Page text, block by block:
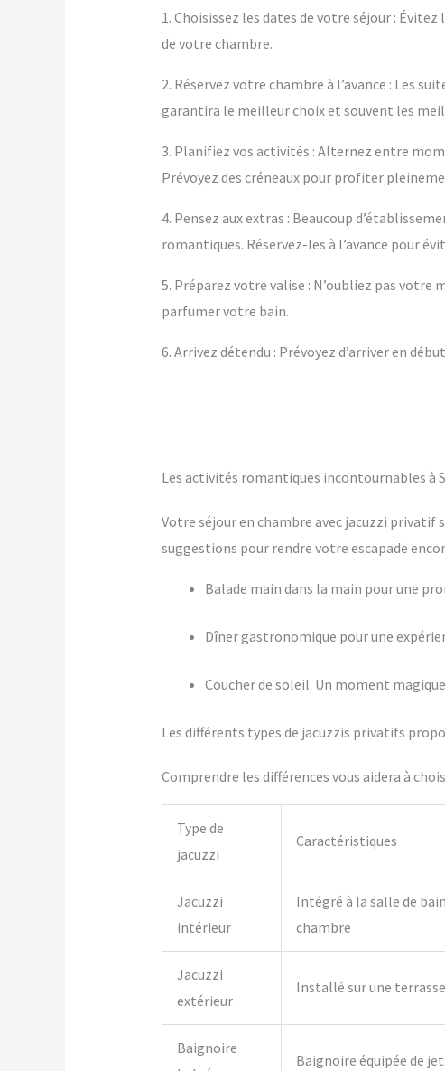
1. Choisissez les dates de votre séjour :
de votre chambre.
2. Réservez votre chambre à l’avance : Les
garantira le meilleur choix et souvent les
3. Planifiez vos activités : Alternez entre
Prévoyez des créneaux pour profiter
4. Pensez aux extras : Beaucoup
romantiques. Réservez-les à l’avance pour
5. Préparez votre valise : N’oubliez pas
parfumer votre bain.
6. Arrivez détendu : Prévoyez d’arriver en
Les activités romantiques incontournables à
Votre séjour en chambre avec jacuzzi privatif
suggestions pour rendre votre escapade
Balade main dans la main pour une
Dîner gastronomique pour une
Coucher de soleil. Un moment
Les différents types de jacuzzis privatifs
Comprendre les différences vous aidera à
Type de
jacuzzi
Caractéristiques
Jacuzzi
intérieur
Intégré à la salle de
chambre
Jacuzzi
extérieur
Installé sur une
Baignoire
Baignoire équipée de